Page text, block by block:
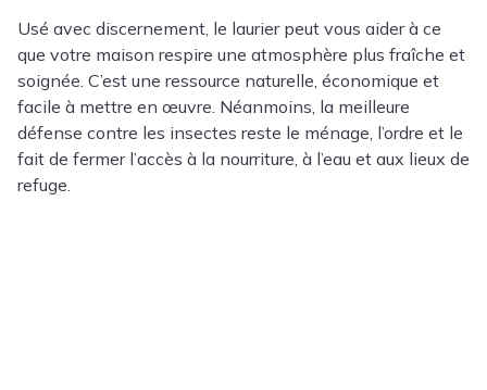
Usé avec discernement, le laurier peut vous aider à ce
que votre maison respire une atmosphère plus fraîche et
soignée. C’est une ressource naturelle, économique et
facile à mettre en œuvre. Néanmoins, la meilleure
défense contre les insectes reste le ménage, l’ordre et le
fait de fermer l’accès à la nourriture, à l’eau et aux lieux de
refuge.